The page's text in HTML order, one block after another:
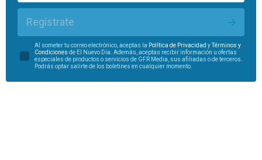
Regístrate
Al someter tu correo electrónico, aceptas la Política de Privacidad y
Términos y
Condiciones de El Nuevo Día. Además, aceptas recibir información u ofertas
especiales de productos o servicios de GFR Media, sus afiliadas o de terceros.
Podrás optar salirte de los boletines en cualquier momento.